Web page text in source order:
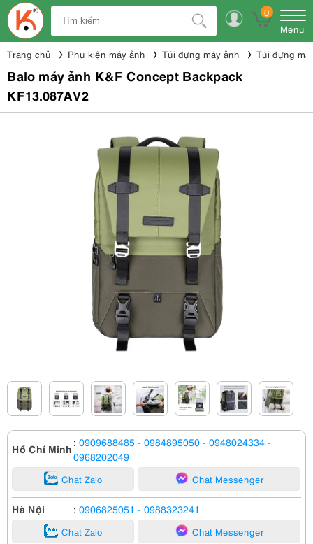
0
Menu
Trang chủ Phụ kiện máy ảnh Túi đựng máy ảnh Túi đựng
Balo máy ảnh K&F Concept Backpack
KF13.087AV2
Hồ Chí Minh : 0909688485 - 0984895050 - 0948024334 -
0968202049
Chat Zalo Chat Messenger
Hà Nội : 0906825051 - 0988323241
Chat Zalo Chat Messenger